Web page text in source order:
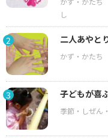
2 二人あやと
3 子どもが喜